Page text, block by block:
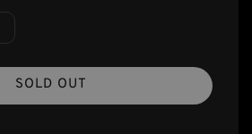
SOLD OUT